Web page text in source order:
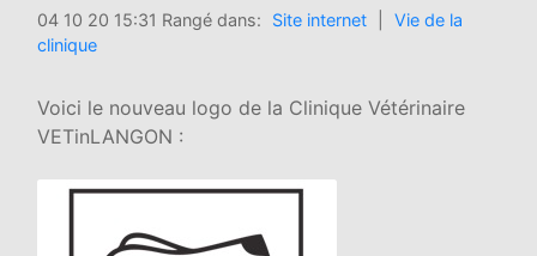
04 10 20 15:31 Rangé dans: Site internet
Vie de la
clinique
Voici le nouveau logo de la Clinique Vétérinaire
VETinLANGON :